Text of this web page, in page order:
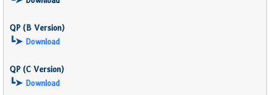
QP (B Version)
┗➤ Download
QP (C Version)
┗➤ Download